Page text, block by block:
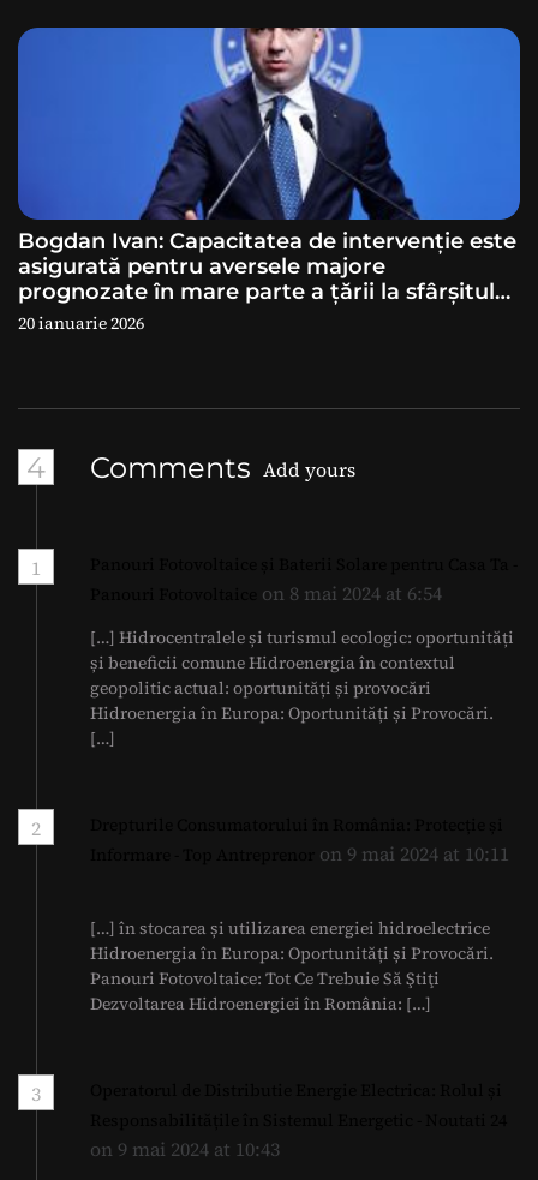
Bogdan Ivan: Capacitatea de intervenție este
asigurată pentru aversele majore
prognozate în mare parte a ţării la sfârșitul
săptămânii
20 ianuarie 2026
4 Comments Add yours
1
on 8 mai 2024 at 6:54
[…] Hidrocentralele și turismul ecologic: oportunități
și beneficii comune Hidroenergia în contextul
geopolitic actual: oportunități și provocări
Hidroenergia în Europa: Oportunități și Provocări.
[…]
2
on 9 mai 2024 at 10:11
[…] în stocarea și utilizarea energiei hidroelectrice
Hidroenergia în Europa: Oportunități și Provocări.
Panouri Fotovoltaice: Tot Ce Trebuie Să Ştiţi
Dezvoltarea Hidroenergiei în România: […]
3
on 9 mai 2024 at 10:43